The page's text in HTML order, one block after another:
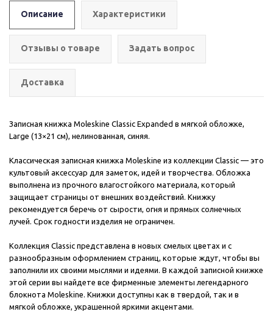
Описание Характеристики
Отзывы о товаре Задать вопрос
Доставка
Записная книжка Moleskine Classic Expanded в мягкой обложке,
Large (13×21 см), нелинованная, синяя.
Классическая записная книжка Moleskine из коллекции Classic — это
культовый аксессуар для заметок, идей и творчества. Обложка
выполнена из прочного влагостойкого материала, который
защищает страницы от внешних воздействий. Книжку
рекомендуется беречь от сырости, огня и прямых солнечных
лучей. Срок годности изделия не ограничен.
Коллекция Classic представлена в новых смелых цветах и с
разнообразным оформлением страниц, которые ждут, чтобы вы
заполнили их своими мыслями и идеями. В каждой записной книжке
этой серии вы найдете все фирменные элементы легендарного
блокнота Moleskine. Книжки доступны как в твердой, так и в
мягкой обложке, украшенной яркими акцентами.